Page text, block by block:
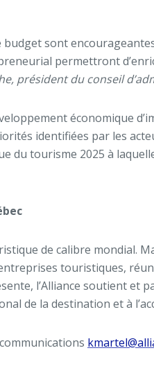
budget sont
permettront
président du conseil
économique
identifiées par les
tourisme 2025 à
de calibre
touristiques,
l’Alliance soutient
de la destination et à